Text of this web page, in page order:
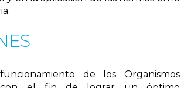
de los Organismos